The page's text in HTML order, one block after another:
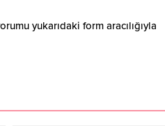
yukarıdaki form aracılığıyla